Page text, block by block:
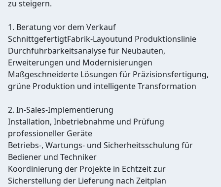
zu steigern.
1. Beratung vor dem Verkauf
SchnittgefertigtFabrik-Layoutund Produktionslinie
Durchführbarkeitsanalyse für Neubauten,
Erweiterungen und Modernisierungen
Maßgeschneiderte Lösungen für Präzisionsfertigung,
grüne Produktion und intelligente Transformation
2. In-Sales-Implementierung
Installation, Inbetriebnahme und Prüfung
professioneller Geräte
Betriebs-, Wartungs- und Sicherheitsschulung für
Bediener und Techniker
Koordinierung der Projekte in Echtzeit zur
Sicherstellung der Lieferung nach Zeitplan